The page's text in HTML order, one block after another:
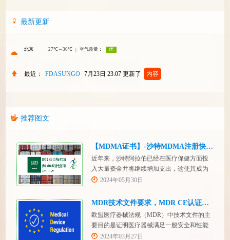
最新更新
最近： FDASUNGO 7月23日 23:07 更新了 内容
推荐图文
【MDMA证书】-沙特MDMA注册快速下证
近年来，沙特阿拉伯已经在医疗保健方面投
入大量资金并将继续增加支出，这使其成为
医疗设备制造商感兴趣的市场。然而，想要
管要求，即他们必须在沙特阿拉伯获得其设
务，FDASUNGO全球合规业务版图再添新模
块。F
2024年05月30日
MDR技术文件要求，MDR CE认证办理
欧盟医疗器械法规（MDR）中技术文件的主
要目的是证明医疗器械满足一般安全和性能
要求。无论类别如何，所有医疗设备都必须
2024年03月27日